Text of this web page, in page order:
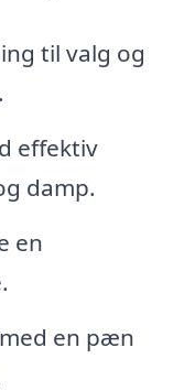
til valg og
effektiv
damp.
en
en pæn